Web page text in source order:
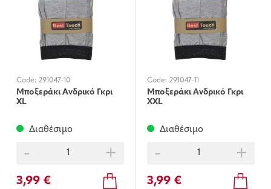
Code: 291047-10
Μποξεράκι Ανδρικό Γκρι
XL
Διαθέσιμο
- +
3,99 €
Code: 291047-11
Μποξεράκι Ανδρικό Γκρι
XXL
Διαθέσιμο
- +
3,99 €